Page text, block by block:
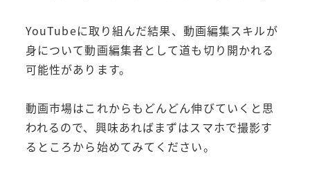
YouTubeに取り組んだ結果、動画編集スキルが
身について動画編集者として道も切り開かれる
可能性があります。
動画市場はこれからもどんどん伸びていくと思
われるので、興味あればまずはスマホで撮影す
るところから始めてみてください。